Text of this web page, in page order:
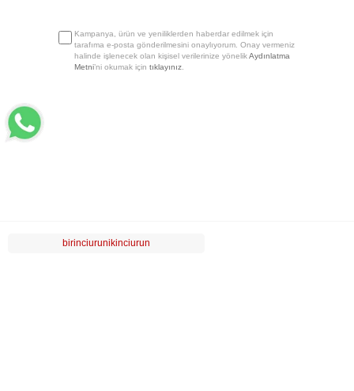
birinciurunikinciurun
Kampanya, ürün ve yeniliklerden haberdar edilmek için
tarafıma e-posta gönderilmesini onaylıyorum. Onay vermeniz
halinde işlenecek olan kişisel verilerinize yönelikAydınlatma
Metni’ni okumak için tıklayınız.